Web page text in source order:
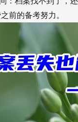
前的备考努力。